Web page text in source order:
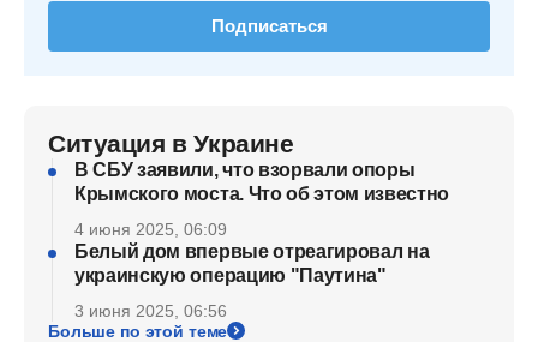
Подписаться
Ситуация в Украине
В СБУ заявили, что взорвали опоры
Крымского моста. Что об этом известно
4 июня 2025, 06:09
Белый дом впервые отреагировал на
украинскую операцию "Паутина"
3 июня 2025, 06:56
Больше по этой теме